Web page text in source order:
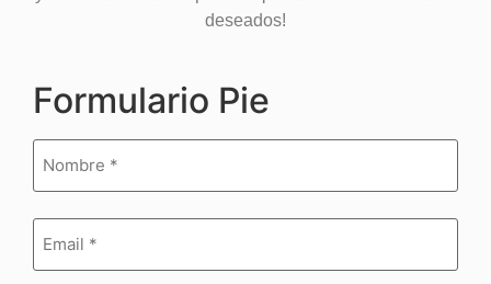
deseados!
Formulario Pie
Email
(Obligatorio)